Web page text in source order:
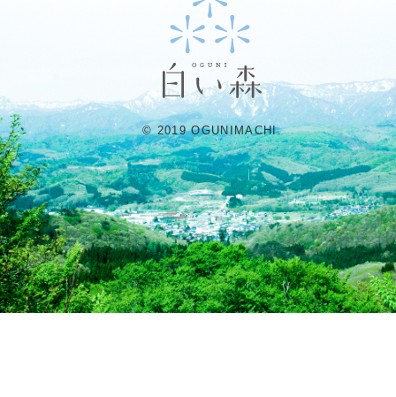
© 2019 OGUNIMACHI.